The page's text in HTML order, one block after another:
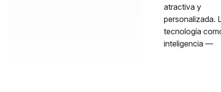
atractiva y
personalizada.
tecnología
inteligencia —